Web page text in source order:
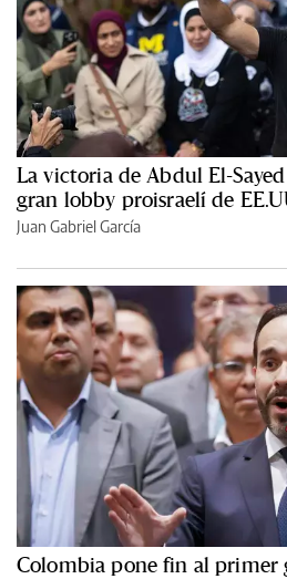
La victoria de Abdul El-
gran lobby proisraelí de
Juan Gabriel García
Colombia pone fin al primer